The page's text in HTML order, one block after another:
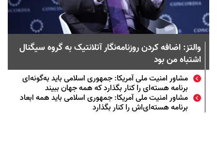
والتز: اضافه کردن روزنامه‌نگار آتلانتیک به گروه سیگنال
اشتباه من بود
مشاور امنیت ملی آمریکا: جمهوری اسلامی باید به‌گونه‌ای
برنامه هسته‌ای را کنار بگذارد که همه جهان ببیند
مشاور امنیت ملی آمریکا: جمهوری اسلامی باید همه ابعاد
برنامه هسته‌ای‌اش را کنار بگذارد